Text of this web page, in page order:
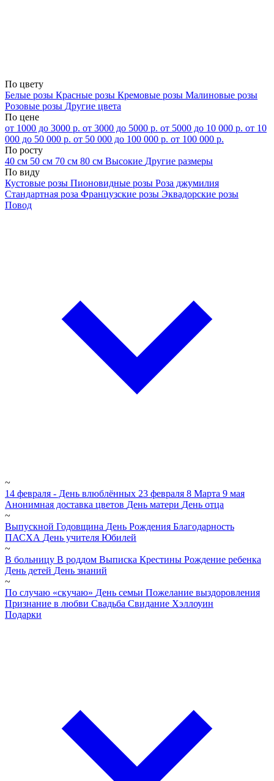
По цвету
Белые розы Красные розы Кремовые розы Малиновые розы
Розовые розы Другие цвета
По цене
от 1000 до 3000 р. от 3000 до 5000 р. от 5000 до 10 000 р. от 10
000 до 50 000 р. от 50 000 до 100 000 р. от 100 000 р.
По росту
40 см 50 см 70 см 80 см Высокие Другие размеры
По виду
Кустовые розы Пионовидные розы Роза джумилия
Стандартная роза Французские розы Эквадорские розы
Повод
~
14 февраля - День влюблённых 23 февраля 8 Марта 9 мая
Анонимная доставка цветов День матери День отца
~
Выпускной Годовщина День Рождения Благодарность
ПАСХА День учителя Юбилей
~
В больницу В роддом Выписка Крестины Рождение ребенка
День детей День знаний
~
По случаю «скучаю» День семьи Пожелание выздоровления
Признание в любви Свадьба Свидание Хэллоуин
Подарки